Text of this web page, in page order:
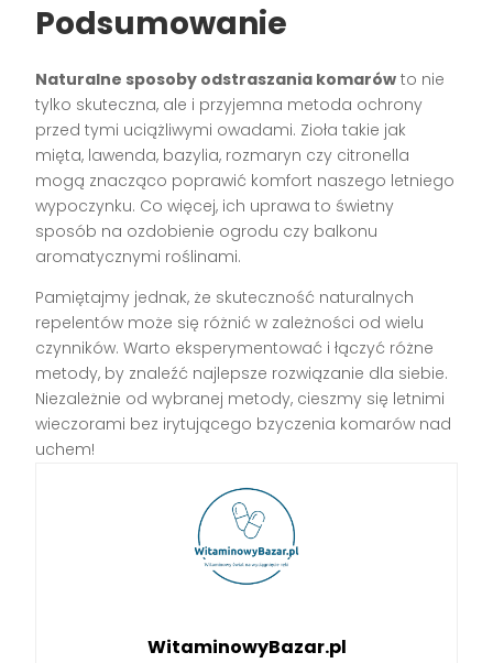
Podsumowanie
Naturalne sposoby odstraszania komarów to nie
tylko skuteczna, ale i przyjemna metoda ochrony
przed tymi uciążliwymi owadami. Zioła takie jak
mięta, lawenda, bazylia, rozmaryn czy citronella
mogą znacząco poprawić komfort naszego letniego
wypoczynku. Co więcej, ich uprawa to świetny
sposób na ozdobienie ogrodu czy balkonu
aromatycznymi roślinami.
Pamiętajmy jednak, że skuteczność naturalnych
repelentów może się różnić w zależności od wielu
czynników. Warto eksperymentować i łączyć różne
metody, by znaleźć najlepsze rozwiązanie dla siebie.
Niezależnie od wybranej metody, cieszmy się letnimi
wieczorami bez irytującego bzyczenia komarów nad
uchem!
WitaminowyBazar.pl